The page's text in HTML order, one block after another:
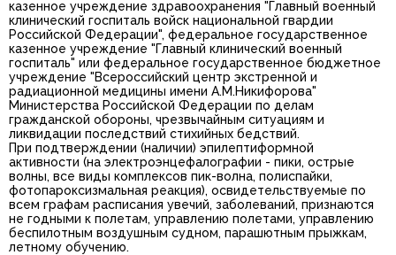
казенное учреждение здравоохранения "Главный военный
клинический госпиталь войск национальной гвардии
Российской Федерации", федеральное государственное
казенное учреждение "Главный клинический военный
госпиталь" или федеральное государственное бюджетное
учреждение "Всероссийский центр экстренной и
радиационной медицины имени А.М.Никифорова"
Министерства Российской Федерации по делам
гражданской обороны, чрезвычайным ситуациям и
ликвидации последствий стихийных бедствий.
При подтверждении (наличии) эпилептиформной
активности (на электроэнцефалографии - пики, острые
волны, все виды комплексов пик-волна, полиспайки,
фотопароксизмальная реакция), освидетельствуемые по
всем графам расписания увечий, заболеваний, признаются
не годными к полетам, управлению полетами, управлению
беспилотным воздушным судном, парашютным прыжкам,
летному обучению.